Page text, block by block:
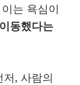
는 욕심이
동했다는
, 사람의